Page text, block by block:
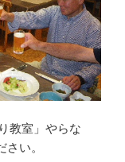
教室」やらな
い。